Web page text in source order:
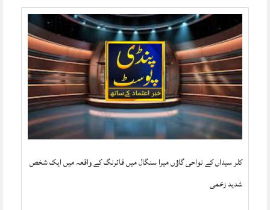
کلر سیداں کے نواحی گاؤں میرا سنگال میں فائرنگ کے واقعہ میں ایک شخص
شدید زخمی